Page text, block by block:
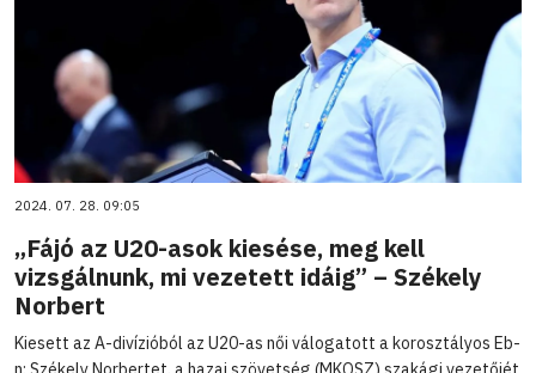
2024. 07. 28. 09:05
„Fájó az U20-asok kiesése, meg kell
vizsgálnunk, mi vezetett idáig” – Székely
Norbert
Kiesett az A-divízióból az U20-as női válogatott a korosztályos Eb-